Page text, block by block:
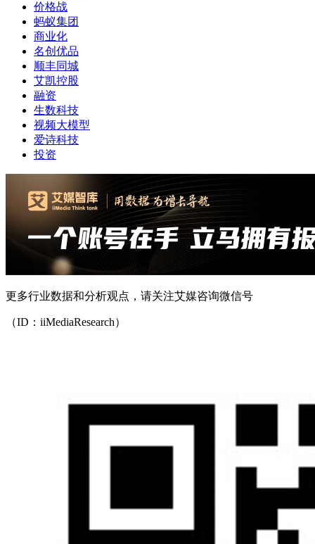
价格战
蚂蚁集团
商业化
名创优品
顺丰同城
艾凯控股
融资
生数科技
视频大模型
爱诗科技
投资
更多行业数据和分析观点，请关注艾媒咨询微信号
（ID：iiMediaResearch）